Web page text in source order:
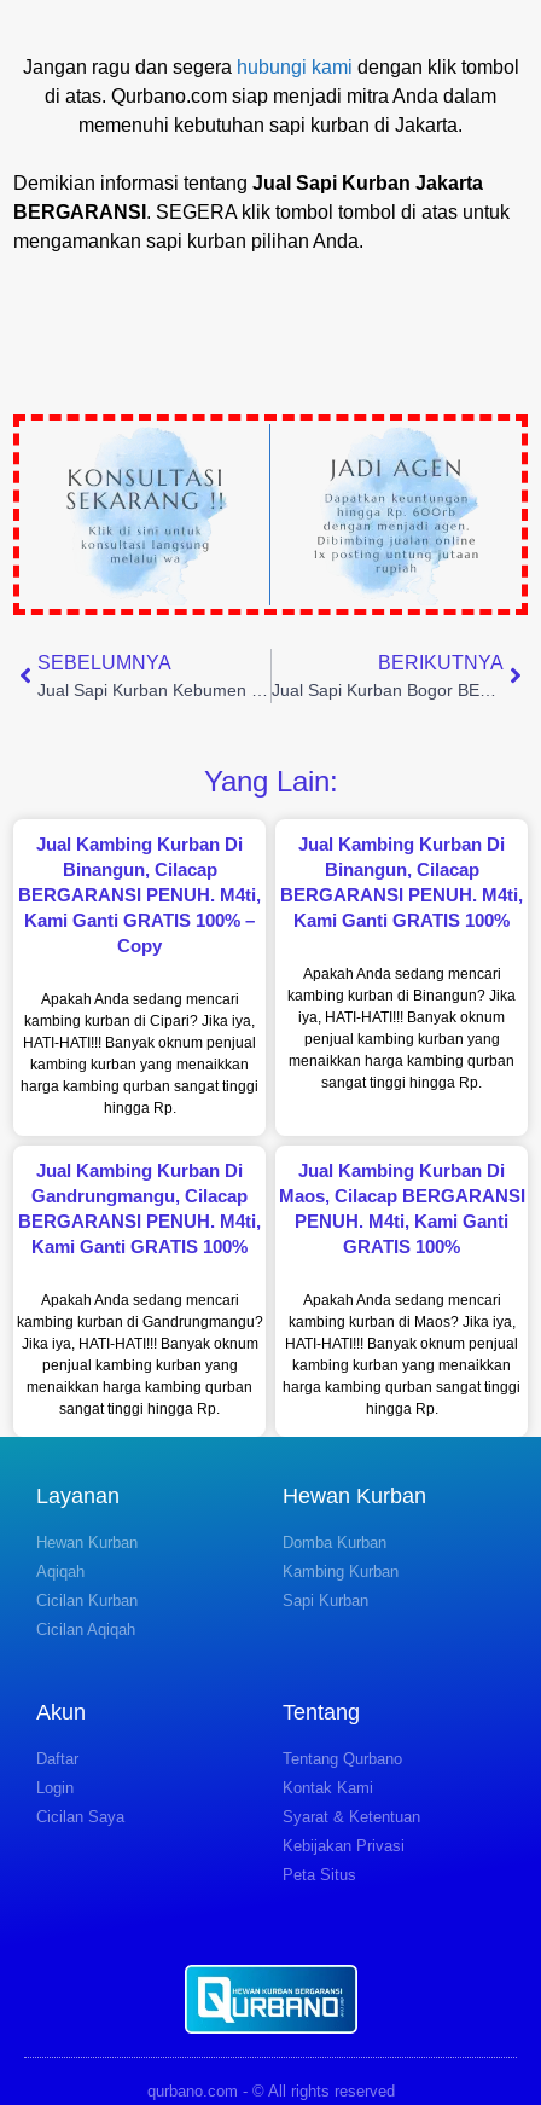
Jangan ragu dan segera hubungi kami dengan klik tombol
di atas. Qurbano.com siap menjadi mitra Anda dalam
memenuhi kebutuhan sapi kurban di Jakarta.
Demikian informasi tentang Jual Sapi Kurban Jakarta
BERGARANSI . SEGERA klik tombol tombol di atas untuk
mengamankan sapi kurban pilihan Anda.
SEBELUMNYA BERIKUTNYA
Jual Sapi Kurban Bogor BERGARANSI wa: 0881 3980 898
Yang Lain:
Jual Kambing Kurban Di
Binangun, Cilacap
BERGARANSI PENUH. M4ti,
Kami Ganti GRATIS 100% –
Copy
Apakah Anda sedang mencari
kambing kurban di Cipari? Jika iya,
HATI-HATI!!! Banyak oknum penjual
kambing kurban yang menaikkan
harga kambing qurban sangat tinggi
hingga Rp.
Jual Kambing Kurban Di
Binangun, Cilacap
BERGARANSI PENUH. M4ti,
Kami Ganti GRATIS 100%
Apakah Anda sedang mencari
kambing kurban di Binangun? Jika
iya, HATI-HATI!!! Banyak oknum
penjual kambing kurban yang
menaikkan harga kambing qurban
sangat tinggi hingga Rp.
Jual Kambing Kurban Di
Gandrungmangu, Cilacap
BERGARANSI PENUH. M4ti,
Kami Ganti GRATIS 100%
Apakah Anda sedang mencari
kambing kurban di Gandrungmangu?
Jika iya, HATI-HATI!!! Banyak oknum
penjual kambing kurban yang
menaikkan harga kambing qurban
sangat tinggi hingga Rp.
Jual Kambing Kurban Di
Maos, Cilacap BERGARANSI
PENUH. M4ti, Kami Ganti
GRATIS 100%
Apakah Anda sedang mencari
kambing kurban di Maos? Jika iya,
HATI-HATI!!! Banyak oknum penjual
kambing kurban yang menaikkan
harga kambing qurban sangat tinggi
hingga Rp.
Layanan
Hewan Kurban
Aqiqah
Cicilan Kurban
Cicilan Aqiqah
Hewan Kurban
Domba Kurban
Kambing Kurban
Sapi Kurban
Akun
Daftar
Login
Cicilan Saya
Tentang
Tentang Qurbano
Kontak Kami
Syarat & Ketentuan
Kebijakan Privasi
Peta Situs
qurbano.com - © All rights reserved